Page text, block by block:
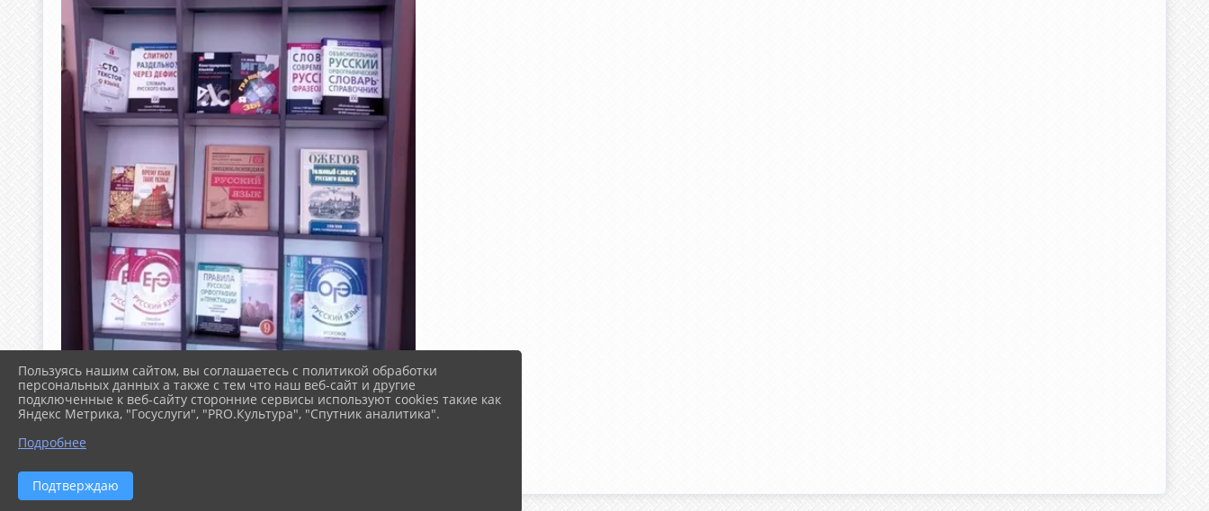
Пользуясь нашим сайтом, вы соглашаетесь с политикой обработки
персональных данных а также с тем что наш веб-сайт и другие
подключенные к веб-сайту сторонние сервисы используют cookies такие как
Яндекс Метрика, "Госуслуги", "PRO.Культура", "Спутник аналитика".
Подробнее
Подтверждаю